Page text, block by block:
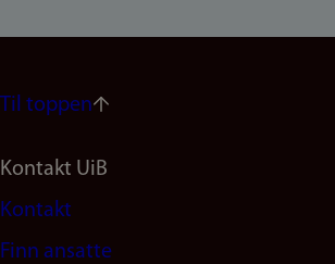
Til toppen
Footer
navigation
Kontakt UiB
Kontakt
Finn ansatte